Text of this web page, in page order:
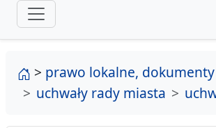
strona główna
> prawo lokalne, dokumenty
uchwały rady miasta